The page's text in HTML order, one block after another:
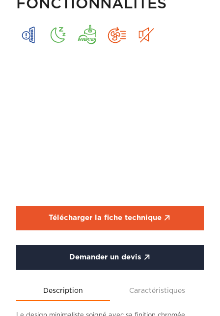
FONCTIONNALITÉS
Télécharger la fiche technique
Demander un devis
Description Caractéristiques